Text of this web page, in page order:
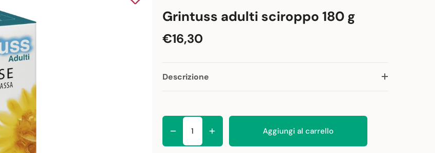
Grintuss adulti sciroppo 180 g
€16,30
Descrizione
Aggiungi al carrello